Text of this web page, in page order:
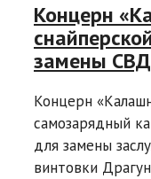
Концерн
замены СВД
Концерн
самозарядный
для замены
винтовки